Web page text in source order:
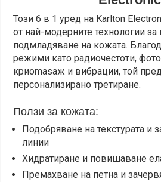
Този 6 в 1 уред на Karlton
от най-модерните технологии за
подмладяване на кожата.
режими като радиочестоти,
криomasаж и вибрации, той
персонализирано третиране.
Ползи за кожата:
Подобряване на текстурата и
линии
Хидратиране и повишаване
Премахване на петна и